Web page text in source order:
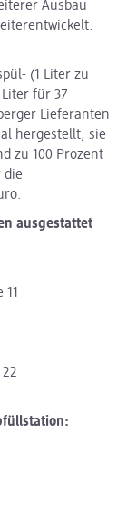
Ausbau
(1 Liter zu
für 37
Lieferanten
hergestellt, sie
zu 100 Prozent
die
ausgestattet
11